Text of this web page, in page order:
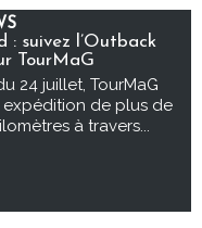
: suivez l’Outback
TourMaG
24 juillet, TourMaG
expédition de plus de
à travers...